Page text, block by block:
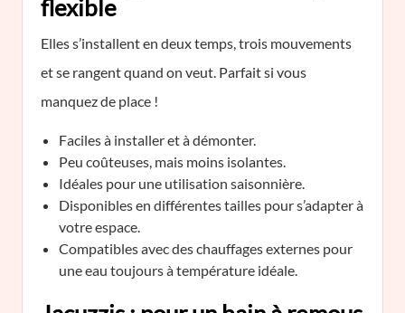
flexible
Elles s’installent en deux temps, trois mouvements
et se rangent quand on veut. Parfait si vous
manquez de place !
Faciles à installer et à démonter.
Peu coûteuses, mais moins isolantes.
Idéales pour une utilisation saisonnière.
Disponibles en différentes tailles pour s’adapter à
votre espace.
Compatibles avec des chauffages externes pour
une eau toujours à température idéale.